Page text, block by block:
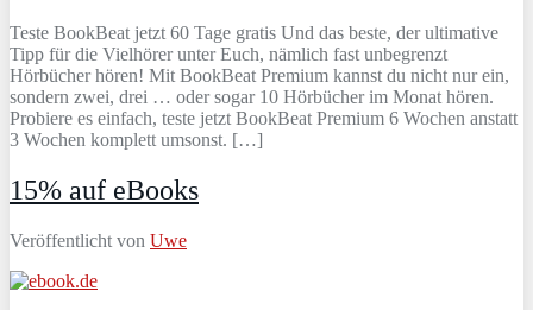
Teste BookBeat jetzt 60 Tage gratis Und das beste, der ultimative
Tipp für die Vielhörer unter Euch, nämlich fast unbegrenzt
Hörbücher hören! Mit BookBeat Premium kannst du nicht nur ein,
sondern zwei, drei … oder sogar 10 Hörbücher im Monat hören.
Probiere es einfach, teste jetzt BookBeat Premium 6 Wochen anstatt
3 Wochen komplett umsonst. […]
15% auf eBooks
Veröffentlicht von Uwe